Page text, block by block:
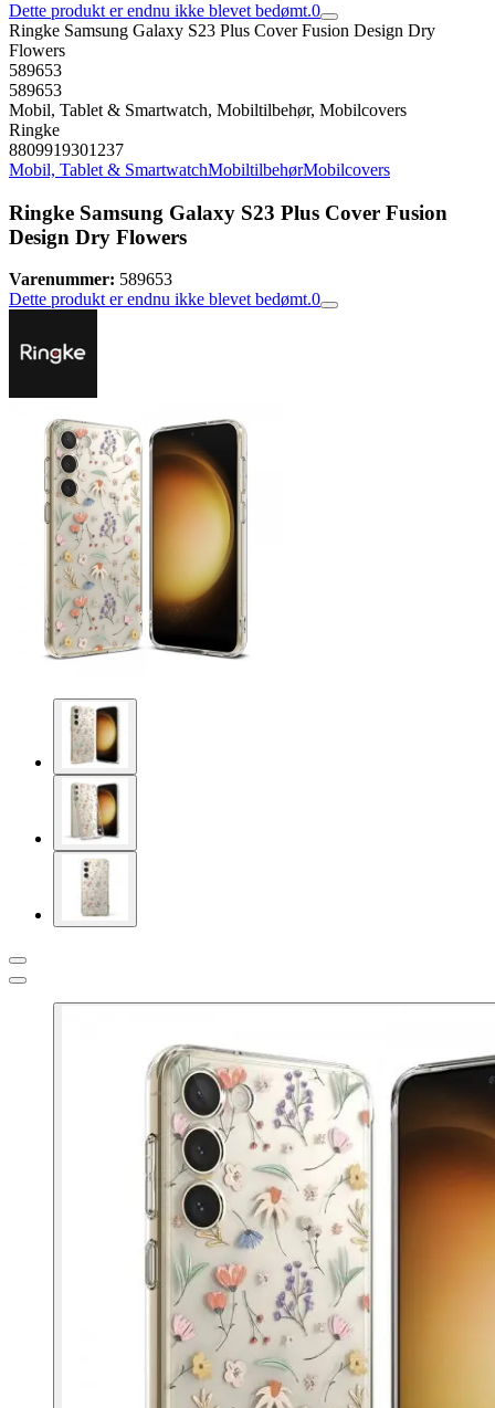
Dette produkt er endnu ikke blevet bedømt.0
Ringke Samsung Galaxy S23 Plus Cover Fusion Design Dry
Flowers
589653
589653
Mobil, Tablet & Smartwatch, Mobiltilbehør, Mobilcovers
Ringke
8809919301237
Mobil, Tablet & SmartwatchMobiltilbehørMobilcovers
Ringke Samsung Galaxy S23 Plus Cover Fusion
Design Dry Flowers
Varenummer: 589653
Dette produkt er endnu ikke blevet bedømt.0